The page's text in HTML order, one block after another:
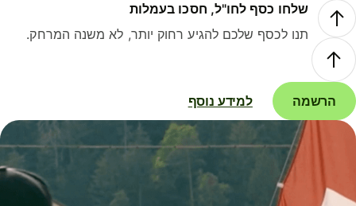
שלחו כסף לחו"ל, חסכו בעמלות
תנו לכסף שלכם להגיע רחוק יותר, לא משנה המרחק.
הרשמה למידע נוסף